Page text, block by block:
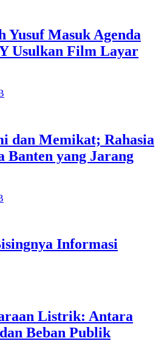
Yusuf Masuk Agenda
Usulkan Film Layar
dan Memikat; Rahasia
Banten yang Jarang
Informasi
Listrik: Antara
Beban Publik